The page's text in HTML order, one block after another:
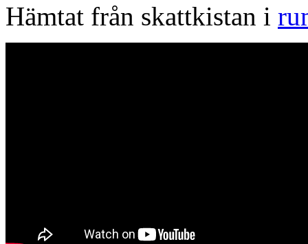
Hämtat från skattkistan i